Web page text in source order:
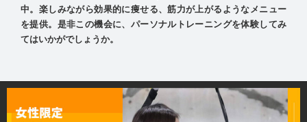
中。楽しみながら効果的に痩せる、筋力が上がるようなメニュー
を提供。是非この機会に、パーソナルトレーニングを体験してみ
てはいかがでしょうか。